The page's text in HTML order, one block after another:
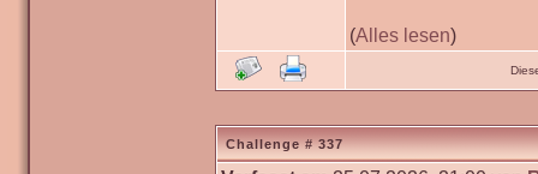
(Alles lesen)
Challenge # 337